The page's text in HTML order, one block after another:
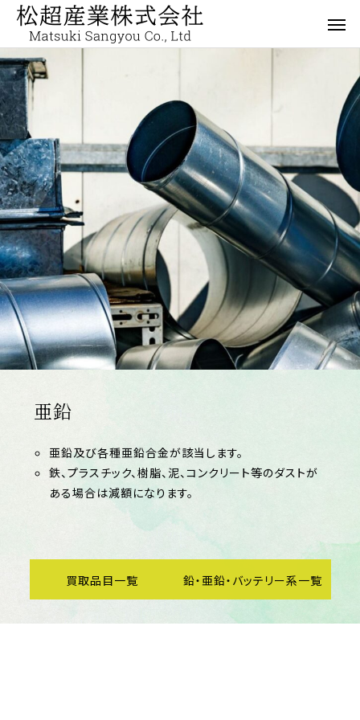
亜鉛
亜鉛及び各種亜鉛合金が該当します。
鉄、プラスチック、樹脂、泥、コンクリート等のダストが
ある場合は減額になります。
買取品目一覧 鉛・亜鉛・バッテリー系一覧